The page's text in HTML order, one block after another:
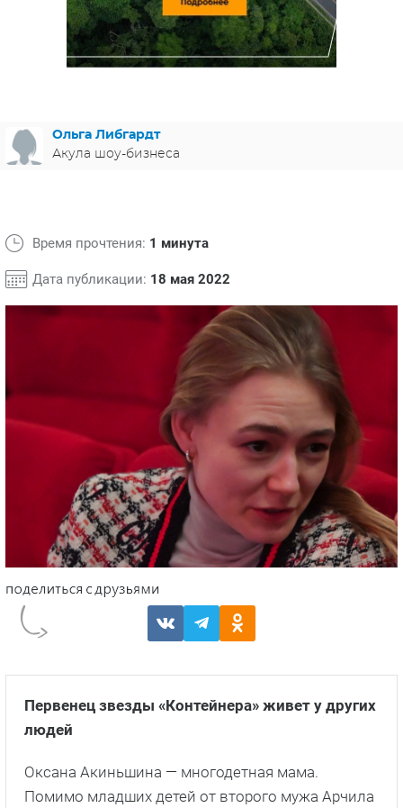
МЕЛОДРАМЫ
ФРАНЦИЯ
СВЕТСКИЕ НОВОСТИ
Ольга Либгардт
Акула шоу-бизнеса
Время прочтения: 1 минута
Дата публикации: 18 мая 2022
Первенец звезды «Контейнера» живет у других
людей
Оксана Акиньшина — многодетная мама.
Помимо младших детей от второго мужа Арчила